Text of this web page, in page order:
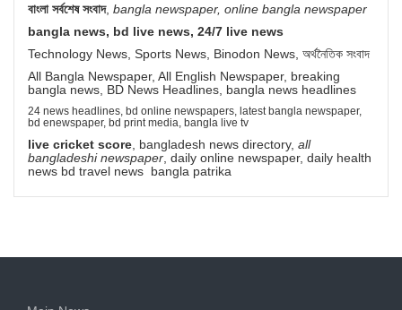
বাংলা সর্বশেষ সংবাদ, bangla newspaper, online bangla newspaper
bangla news, bd live news, 24/7 live news
Technology News, Sports News, Binodon News, অর্থনৈতিক সংবাদ
All Bangla Newspaper, All English Newspaper, breaking
bangla news, BD News Headlines, bangla news headlines
24 news headlines, bd online newspapers, latest bangla newspaper,
bd enewspaper, bd print media, bangla live tv
live cricket score , bangladesh news directory, all
bangladeshi newspaper , daily online newspaper, daily health
news bd travel news bangla patrika